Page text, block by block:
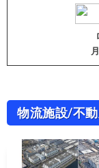
物流施設/不